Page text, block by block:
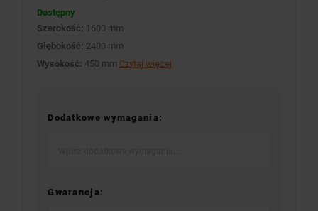
Dostępny
Szerokość: 1600 mm
Głębokość: 2400 mm
Wysokość: 450 mm Czytaj więcej
Dodatkowe wymagania:
Gwarancja: